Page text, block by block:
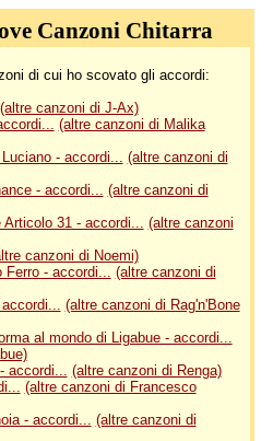
Canzoni Chitarra
di cui ho scovato gli accordi:
(altre canzoni di J-Ax)
(altre canzoni di Malika
- accordi... (altre canzoni di
- accordi... (altre canzoni di
Articolo 31 - accordi... (altre canzoni
canzoni di Noemi)
Ferro - accordi... (altre canzoni di
(altre canzoni di Rag'n'Bone
al mondo di Ligabue - accordi...
accordi... (altre canzoni di Renga)
(altre canzoni di Francesco
- accordi... (altre canzoni di